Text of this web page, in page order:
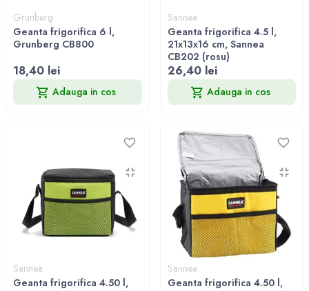
Grunberg
Geanta frigorifica 6 l,
Grunberg CB800
18,40 lei
Adauga in cos
Sannea
Geanta frigorifica 4.5 l,
21x13x16 cm, Sannea
CB202 (rosu)
26,40 lei
Adauga in cos
Sannea
Geanta frigorifica 4.50 l,
Sannea
Geanta frigorifica 4.50 l,